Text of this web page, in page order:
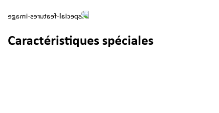
Caractéristiques spéciales